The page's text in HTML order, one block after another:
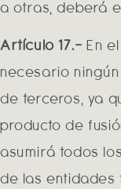
a otras, deberá
Artículo 17.-En
necesario
de terceros, ya
producto de
asumirá todos
de las entidades